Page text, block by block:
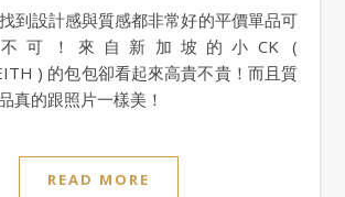
可！來自新加坡的小CK (
) 的包包卻看起來高貴不貴！而且質
真的跟照片一樣美！
READ MORE